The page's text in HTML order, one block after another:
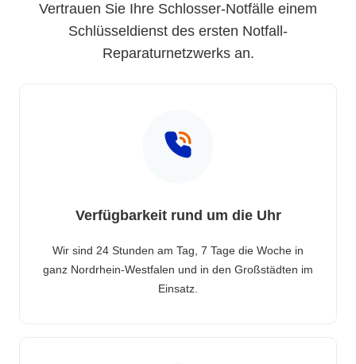
Vertrauen Sie Ihre Schlosser-Notfälle einem
Schlüsseldienst des ersten Notfall-
Reparaturnetzwerks an.
Verfügbarkeit rund um die Uhr
Wir sind 24 Stunden am Tag, 7 Tage die Woche in
ganz Nordrhein-Westfalen und in den Großstädten im
Einsatz.